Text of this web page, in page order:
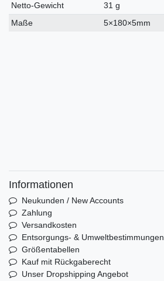
Netto-Gewicht
31 g
Maße
5×180×5mm
Informationen
Neukunden / New Accounts
Zahlung
Versandkosten
Entsorgungs- & Umweltbestimmungen
Größentabellen
Kauf mit Rückgaberecht
Unser Dropshipping Angebot